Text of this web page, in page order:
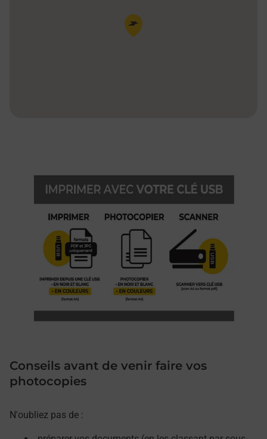
Pin de la carte
Conseils avant de venir faire vos
photocopies
N'oubliez pas de :